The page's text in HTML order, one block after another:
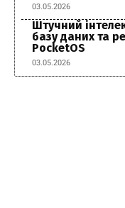
03.05.2026
Штучний
базу даних та
PocketOS
03.05.2026